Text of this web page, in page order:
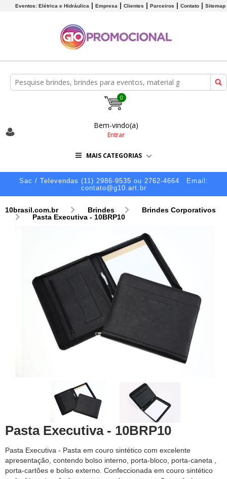
Eventos: Elétrica e Hidráulica Empresa Clientes Parceiros Contato Sitemap
0
Bem-vindo(a)
Entrar
MAIS CATEGORIAS
Sac / Televendas (11) 2986-9535 ou 2762-4664
Email:
contato@g10.art.br
10brasil.com.br Brindes
Brindes Corporativos
Pasta Executiva - 10BRP10
Pasta Executiva - 10BRP10
Pasta Executiva - Pasta em couro sintético com excelente
apresentação, contendo bolso interno, porta-bloco, porta-caneta ,
porta-cartões e bolso externo. Confeccionada em couro sintético